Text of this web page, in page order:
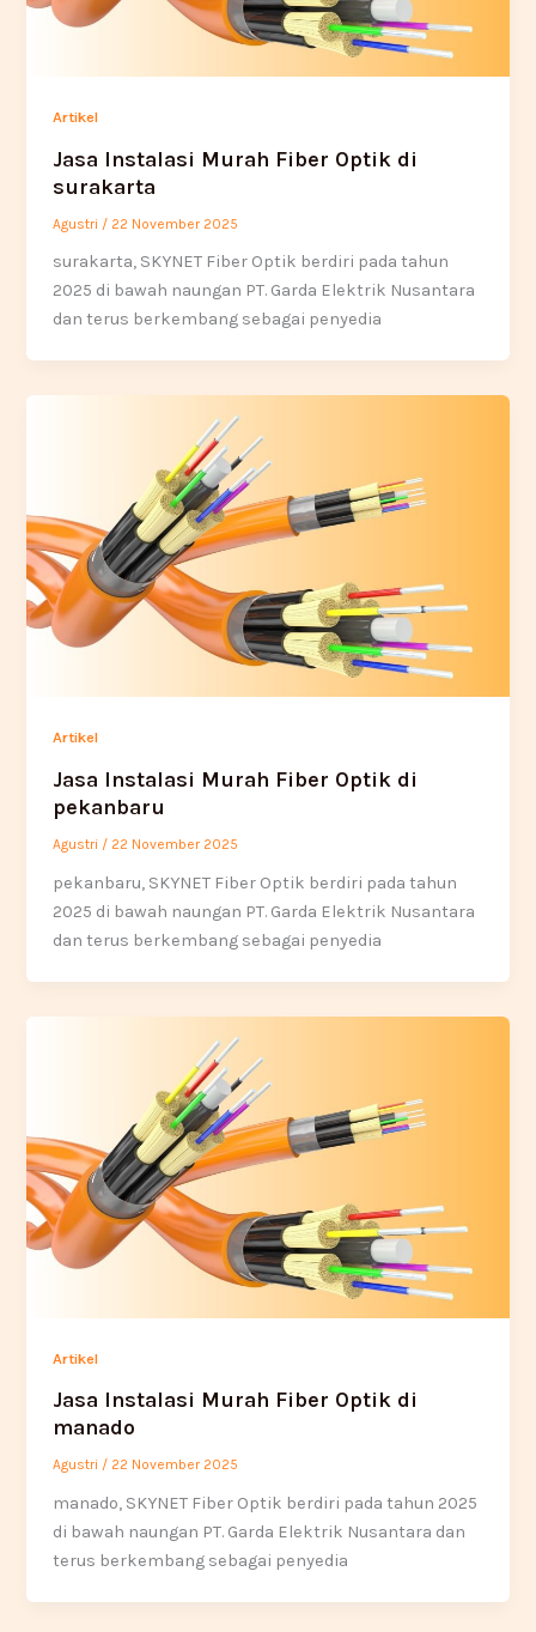
Artikel
Jasa Instalasi Murah Fiber Optik di
surakarta
Agustri / 22 November 2025
surakarta, SKYNET Fiber Optik berdiri pada tahun
2025 di bawah naungan PT. Garda Elektrik Nusantara
dan terus berkembang sebagai penyedia
Artikel
Jasa Instalasi Murah Fiber Optik di
pekanbaru
Agustri / 22 November 2025
pekanbaru, SKYNET Fiber Optik berdiri pada tahun
2025 di bawah naungan PT. Garda Elektrik Nusantara
dan terus berkembang sebagai penyedia
Artikel
Jasa Instalasi Murah Fiber Optik di
manado
Agustri / 22 November 2025
manado, SKYNET Fiber Optik berdiri pada tahun 2025
di bawah naungan PT. Garda Elektrik Nusantara dan
terus berkembang sebagai penyedia